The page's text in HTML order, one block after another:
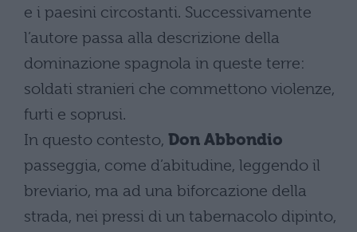
e i paesini circostanti. Successivamente
l’autore passa alla descrizione della
dominazione spagnola in queste terre:
soldati stranieri che commettono violenze,
furti e soprusi.
In questo contesto, Don Abbondio
passeggia, come d’abitudine, leggendo il
breviario, ma ad una biforcazione della
strada, nei pressi di un tabernacolo dipinto,